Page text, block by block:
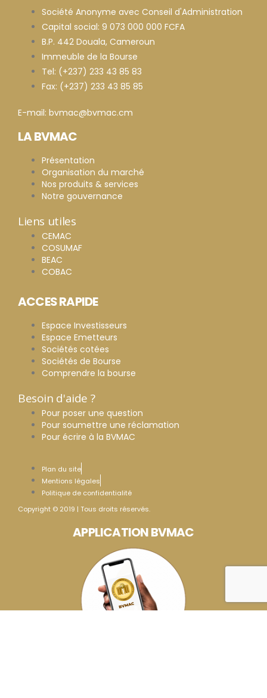
Société Anonyme avec Conseil d'Administration
Capital social: 9 073 000 000 FCFA
B.P. 442 Douala, Cameroun
Immeuble de la Bourse
Tel: (+237) 233 43 85 83
Fax: (+237) 233 43 85 85
E-mail: bvmac@bvmac.cm
LA BVMAC
Présentation
Organisation du marché
Nos produits & services
Notre gouvernance
Liens utiles
CEMAC
COSUMAF
BEAC
COBAC
ACCES RAPIDE
Espace Investisseurs
Espace Emetteurs
Sociétés cotées
Sociétés de Bourse
Comprendre la bourse
Besoin d'aide ?
Pour poser une question
Pour soumettre une réclamation
Pour écrire à la BVMAC
Plan du site
Mentions légales
Politique de confidentialité
Copyright © 2019 | Tous droits réservés.
APPLICATION BVMAC